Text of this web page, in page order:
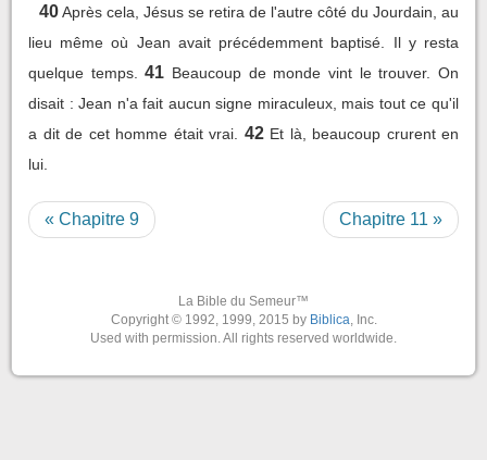
40Après cela, Jésus se retira de l'autre côté du Jourdain, au
lieu même où Jean avait précédemment baptisé. Il y resta
quelque temps.
41 Beaucoup de monde vint le trouver. On
disait : Jean n'a fait aucun signe miraculeux, mais tout ce qu'il
a dit de cet homme était vrai.
42 Et là, beaucoup crurent en
lui.
« Chapitre 9 Chapitre 11 »
La Bible du Semeur™
Copyright © 1992, 1999, 2015 by Biblica, Inc.
Used with permission. All rights reserved worldwide.